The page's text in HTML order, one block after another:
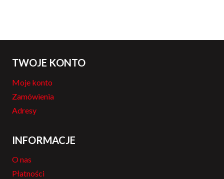
TWOJE KONTO
Moje konto
Zamówienia
Adresy
INFORMACJE
O nas
Płatności